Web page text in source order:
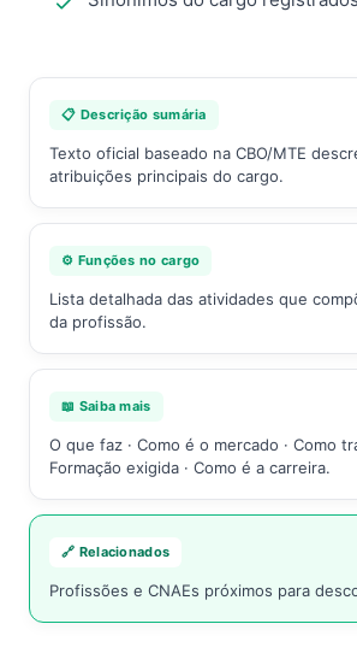
📋 Descrição sumária
Texto oficial baseado na CBO/MTE
atribuições principais do cargo.
⚙️ Funções no cargo
Lista detalhada das atividades que
da profissão.
📖 Saiba mais
O que faz · Como é o mercado · Como
Formação exigida · Como é a carreira.
🔗 Relacionados
Profissões e CNAEs próximos para